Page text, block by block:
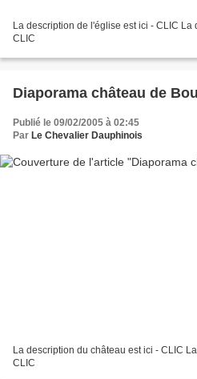
La description de l'église est ici - CLIC
CLIC
Diaporama château de
Publié le 09/02/2005 à 02:45
Par Le Chevalier Dauphinois
La description du château est ici - CLIC
CLIC